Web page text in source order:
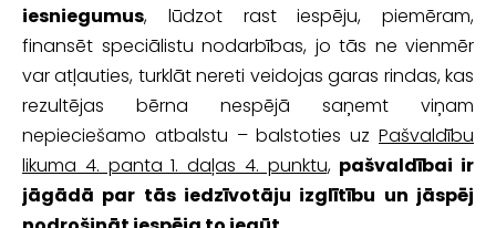
iesniegumus, lūdzot rast iespēju, piemēram,
finansēt speciālistu nodarbības, jo tās ne vienmēr
var atļauties, turklāt nereti veidojas garas rindas, kas
rezultējas bērna nespējā saņemt viņam
nepieciešamo atbalstu – balstoties uz Pašvaldību
likuma 4. panta 1. daļas 4. punktu, pašvaldībai ir
jāgādā par tās iedzīvotāju izglītību un jāspēj